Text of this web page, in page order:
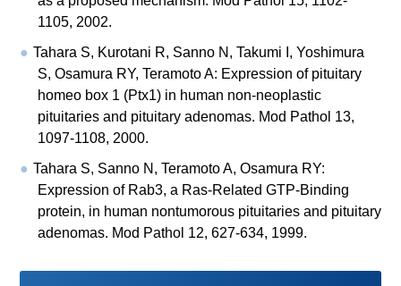
1105, 2002.
Tahara S, Kurotani R, Sanno N, Takumi I, Yoshimura
S, Osamura RY, Teramoto A: Expression of pituitary
homeo box 1 (Ptx1) in human non-neoplastic
pituitaries and pituitary adenomas. Mod Pathol 13,
1097-1108, 2000.
Tahara S, Sanno N, Teramoto A, Osamura RY:
Expression of Rab3, a Ras-Related GTP-Binding
protein, in human nontumorous pituitaries and pituitary
adenomas. Mod Pathol 12, 627-634, 1999.